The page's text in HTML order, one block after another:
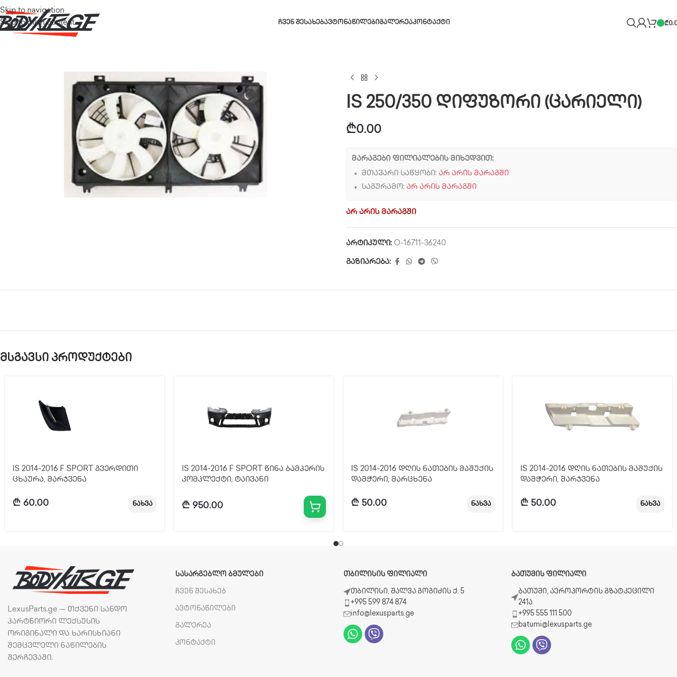
Skip to navigation
Skip to main content
ᲩᲕᲔᲜ ᲨᲔᲡᲐᲮᲔᲑᲐᲕᲢᲝᲜᲐᲬᲘᲚᲔᲑᲘᲒᲐᲚᲔᲠᲔᲐᲙᲝᲜᲢᲐᲥᲢᲘ ₾
IS 250/350 დიფუზორი (ცარიელი)
₾0.00
მარაგები ფილიალების მიხედვით:
მთავარი საწყობი: არ არის მარაგში
საგურამო: არ არის მარაგში
არ არის მარაგში
არტიკული: O-16711-36240
გაზიარება:
მსგავსი პროდუქტები
IS 2014-2016 F SPORT გვერდითი
ცხაურა, მარჯვენა
₾ 60.00 ნახვა
IS 2014-2016 F SPORT წინა ბამპერის
კომპლექტი, ტაივანი
₾ 950.00
IS 2014-2016 დღის ნათების მაშუქის
დამჭერი, მარცხენა
₾ 50.00 ნახვა
IS 2014-2016 დღის ნათების მაშუქის
დამჭერი, მარჯვენა
₾ 50.00 ნახვა
LexusParts.ge — თქვენი სანდო
პარტნიორი ლექსუსის
ორიგინალი და ხარისხიანი
შემცვლელი ნაწილების
შერჩევაში.
ᲡᲐᲡᲐᲠᲒᲔᲑᲚᲝ ᲑᲛᲣᲚᲔᲑᲘ
ჩვენ შესახებ
ავტონაწილები
გალერეა
კონტაქტი
ᲗᲑᲘᲚᲘᲡᲘᲡ ᲤᲘᲚᲘᲐᲚᲘ
თბილისი, შალვა გოგიძის ქ. 5
+995 599 874 874
info@lexusparts.ge
ᲑᲐᲗᲣᲛᲘᲡ ᲤᲘᲚᲘᲐᲚᲘ
ბათუმი, აეროპორტის გზატკეცილი
241ა
+995 555 111 500
batumi@lexusparts.ge